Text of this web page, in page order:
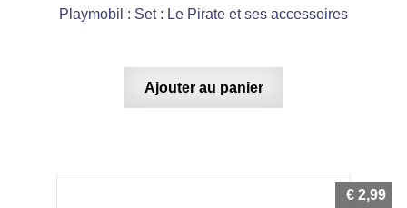
Playmobil : Set : Le Pirate et ses accessoires
Ajouter au panier
€ 2,99